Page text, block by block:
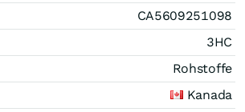
CA5609251098
3HC
Rohstoffe
Kanada